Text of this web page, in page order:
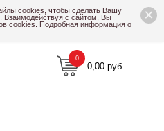
×
cookies, чтобы сделать Вашу
Взаимодействуя с сайтом, Вы
cookies. Подробная информация о
0,00 руб.
0